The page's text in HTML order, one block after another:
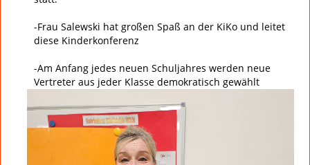
-Frau Salewski hat großen Spaß an der KiKo und leitet
diese Kinderkonferenz
-Am Anfang jedes neuen Schuljahres werden neue
Vertreter aus jeder Klasse demokratisch gewählt